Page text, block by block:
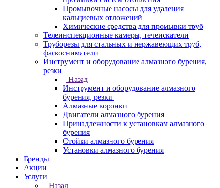
Промывочные насосы для удаления
кальциевых отложений
Химические средства для промывки труб
Телеинспекционные камеры, течеискатели
Труборезы для стальных и нержавеющих труб,
фаскосниматели
Инструмент и оборудование алмазного бурения,
резки
Назад
Инструмент и оборудование алмазного
бурения, резки
Алмазные коронки
Двигатели алмазного бурения
Принадлежности к установкам алмазного
бурения
Стойки алмазного бурения
Установки алмазного бурения
Бренды
Акции
Услуги
Назад